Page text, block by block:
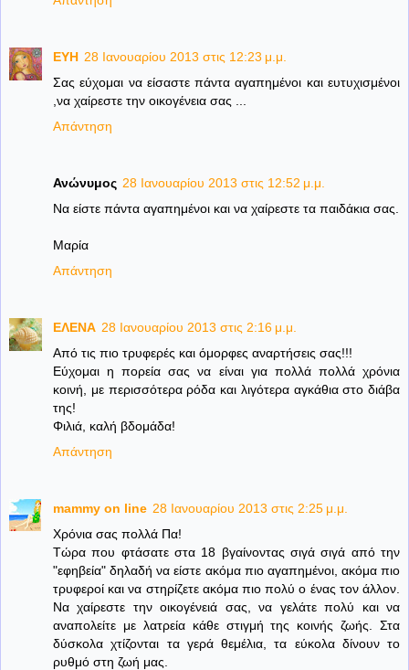
ΕΥΗ 28 Ιανουαρίου 2013 στις 12:23 μ.μ.
Σας εύχομαι να είσαστε πάντα αγαπημένοι και ευτυχισμένοι
,να χαίρεστε την οικογένεια σας ...
Απάντηση
Ανώνυμος 28 Ιανουαρίου 2013 στις 12:52 μ.μ.
Να είστε πάντα αγαπημένοι και να χαίρεστε τα παιδάκια σας.
Μαρία
Απάντηση
ΕΛΕΝΑ 28 Ιανουαρίου 2013 στις 2:16 μ.μ.
Από τις πιο τρυφερές και όμορφες αναρτήσεις σας!!!
Εύχομαι η πορεία σας να είναι για πολλά πολλά χρόνια
κοινή, με περισσότερα ρόδα και λιγότερα αγκάθια στο διάβα
της!
Φιλιά, καλή βδομάδα!
Απάντηση
mammy on line 28 Ιανουαρίου 2013 στις 2:25 μ.μ.
Χρόνια σας πολλά Πα!
Τώρα που φτάσατε στα 18 βγαίνοντας σιγά σιγά από την
"εφηβεία" δηλαδή να είστε ακόμα πιο αγαπημένοι, ακόμα πιο
τρυφεροί και να στηρίζετε ακόμα πιο πολύ ο ένας τον άλλον.
Να χαίρεστε την οικογένειά σας, να γελάτε πολύ και να
αναπολείτε με λατρεία κάθε στιγμή της κοινής ζωής. Στα
δύσκολα χτίζονται τα γερά θεμέλια, τα εύκολα δίνουν το
ρυθμό στη ζωή μας.